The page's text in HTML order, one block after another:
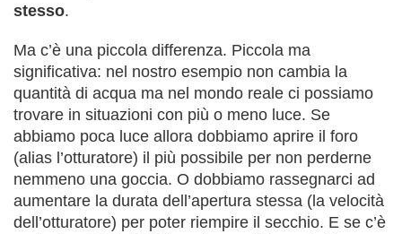
stesso.
Ma c’è una piccola differenza. Piccola ma
significativa: nel nostro esempio non cambia la
quantità di acqua ma nel mondo reale ci possiamo
trovare in situazioni con più o meno luce. Se
abbiamo poca luce allora dobbiamo aprire il foro
(alias l’otturatore) il più possibile per non perderne
nemmeno una goccia. O dobbiamo rassegnarci ad
aumentare la durata dell’apertura stessa (la velocità
dell’otturatore) per poter riempire il secchio. E se c’è